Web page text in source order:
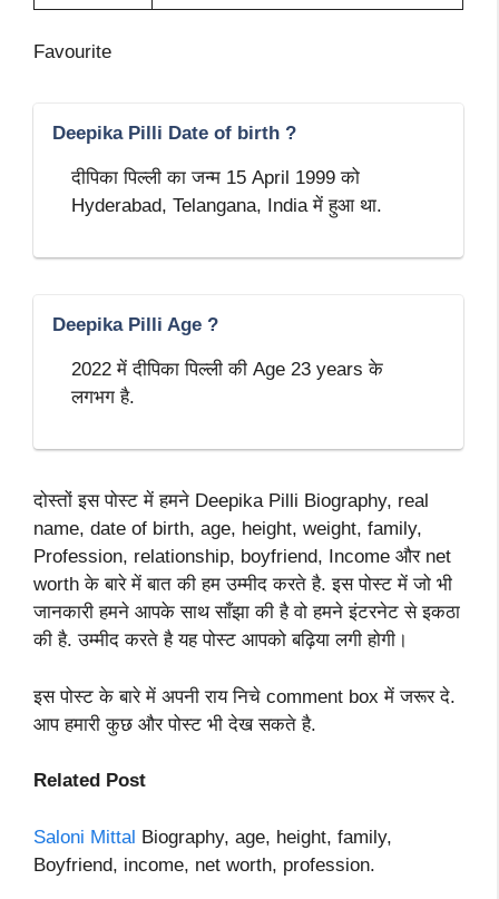
Favourite
Deepika Pilli Date of birth ?
दीपिका पिल्ली का जन्म 15 April 1999 को
Hyderabad, Telangana, India में हुआ था.
Deepika Pilli Age ?
2022 में दीपिका पिल्ली की Age 23 years के
लगभग है.
दोस्तों इस पोस्ट में हमने Deepika Pilli Biography, real
name, date of birth, age, height, weight, family,
Profession, relationship, boyfriend, Income और net
worth के बारे में बात की हम उम्मीद करते है. इस पोस्ट में जो भी
जानकारी हमने आपके साथ साँझा की है वो हमने इंटरनेट से इकठा
की है. उम्मीद करते है यह पोस्ट आपको बढ़िया लगी होगी।
इस पोस्ट के बारे में अपनी राय निचे comment box में जरूर दे.
आप हमारी कुछ और पोस्ट भी देख सकते है.
Related Post
Saloni Mittal Biography, age, height, family,
Boyfriend, income, net worth, profession.